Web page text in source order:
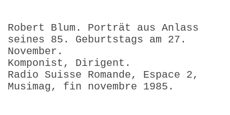
Robert Blum. Porträt aus Anlass
seines 85. Geburtstags am 27.
November.
Komponist, Dirigent.
Radio Suisse Romande, Espace 2,
Musimag, fin novembre 1985.